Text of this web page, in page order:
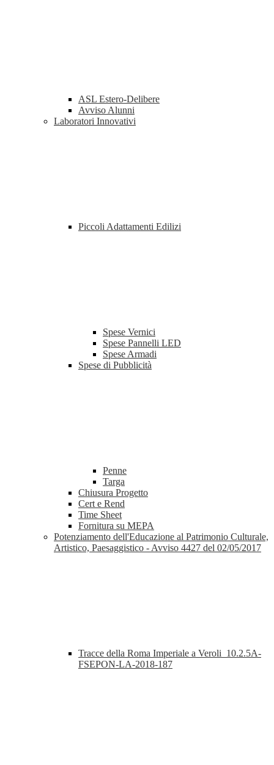
ASL Estero-Delibere
Avviso Alunni
Laboratori Innovativi
Piccoli Adattamenti Edilizi
Spese Vernici
Spese Pannelli LED
Spese Armadi
Spese di Pubblicità
Penne
Targa
Chiusura Progetto
Cert e Rend
Time Sheet
Fornitura su MEPA
Potenziamento dell'Educazione al Patrimonio Culturale,
Artistico, Paesaggistico - Avviso 4427 del 02/05/2017
Tracce della Roma Imperiale a Veroli_10.2.5A-
FSEPON-LA-2018-187